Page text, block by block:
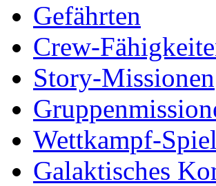
Gefährten
Crew-
Story-Missionen
Wettkampf-Spiel
Galaktisches